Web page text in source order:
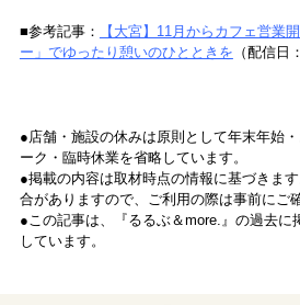
■参考記事：
【大宮】11月からカフェ営業
ー」でゆったり憩いのひとときを （配信日
●店舗・施設の休みは原則として年末年始
ーク・臨時休業を省略しています。
●掲載の内容は取材時点の情報に基づきま
合がありますので、ご利用の際は事前にご
●この記事は、『るるぶ＆more.』の過去に
しています。